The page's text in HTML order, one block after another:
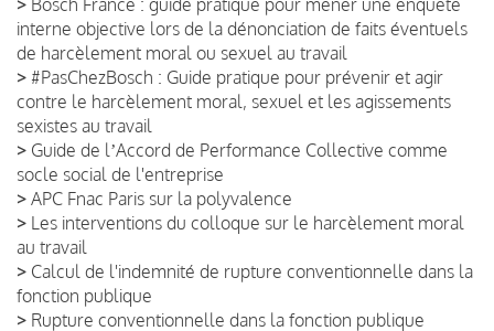
interne objective lors de la dénonciation de faits éventuels
de harcèlement moral ou sexuel au travail
> #PasChezBosch : Guide pratique pour prévenir et agir
contre le harcèlement moral, sexuel et les agissements
sexistes au travail
> Guide de lʼAccord de Performance Collective comme
socle social de l'entreprise
> APC Fnac Paris sur la polyvalence
> Les interventions du colloque sur le harcèlement moral
au travail
> Calcul de l'indemnité de rupture conventionnelle dans la
fonction publique
> Rupture conventionnelle dans la fonction publique